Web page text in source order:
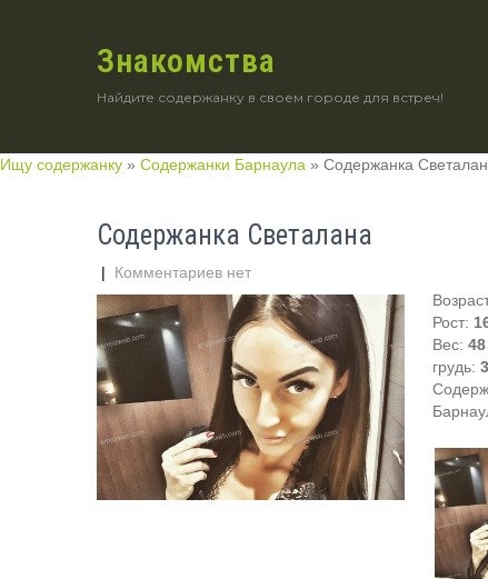
Знакомства
Найдите содержанку в своем городе для встреч!
Ищу содержанку » Содержанки Барнаула » Содержанка
Содержанка Светалана
| Комментариев нет
Рост:
Вес: 48
грудь: 3